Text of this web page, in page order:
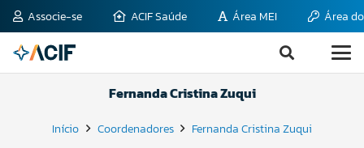
Associe-se ACIF Saúde Área MEI Área
Fernanda Cristina Zuqui
Início Coordenadores Fernanda Cristina Zuqui